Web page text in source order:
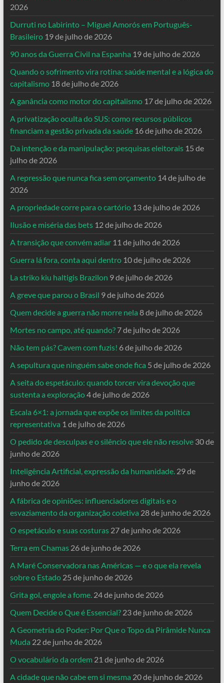
2026
Durruti no Labirinto – Miguel Amorós em Português-
Brasileiro 19 de julho de 2026
90 anos da Guerra Civil na Espanha 19 de julho de 2026
Quando o sofrimento vira rotina: saúde mental e a lógica do
capitalismo 18 de julho de 2026
A ganância como motor do capitalismo 17 de julho de 2026
A privatização oculta do SUS: como recursos públicos
financiam a gestão privada da saúde 16 de julho de 2026
Da intenção e da manipulação: pesquisas eleitorais 15 de
julho de 2026
A repressão que nunca fica sem orçamento 14 de julho de
2026
A propriedade corre para o cartório 13 de julho de 2026
Ilusão e miséria das bets 12 de julho de 2026
A transição que convém adiar 11 de julho de 2026
Guerra lá fora, conta aqui dentro 10 de julho de 2026
La striko kiu haltigis Brazilon 9 de julho de 2026
A greve que parou o Brasil 9 de julho de 2026
Quem decide a guerra não morre nela 8 de julho de 2026
Mortes no campo, até quando? 7 de julho de 2026
Não tem pás? Cavem com fuzis! 6 de julho de 2026
A sepultura que ninguém sabe onde fica 5 de julho de 2026
A seita do espetáculo: quando torcer vira devoção que
sustenta a exploração4 de julho de 2026
Escala 6×1: a jornada que expõe os limites da política
representativa 1 de julho de 2026
O pedido de desculpas e o silêncio que ele não resolve 30 de
junho de 2026
Inteligência Artificial, expressão da humanidade. 29 de
junho de 2026
A fábrica de opiniões: influenciadores digitais e o
esvaziamento da organização coletiva 28 de junho de 2026
O espetáculo e suas costuras 27 de junho de 2026
Terra em Chamas 26 de junho de 2026
A Maré Conservadora nas Américas — e o que ela revela
sobre o Estado 25 de junho de 2026
Grita gol, engole a fome. 24 de junho de 2026
Quem Decide o Que é Essencial? 23 de junho de 2026
A Geometria do Poder: Por Que o Topo da Pirâmide Nunca
Muda 22 de junho de 2026
O vocabulário da ordem 21 de junho de 2026
A cidade que não cabe em si mesma 20 de junho de 2026